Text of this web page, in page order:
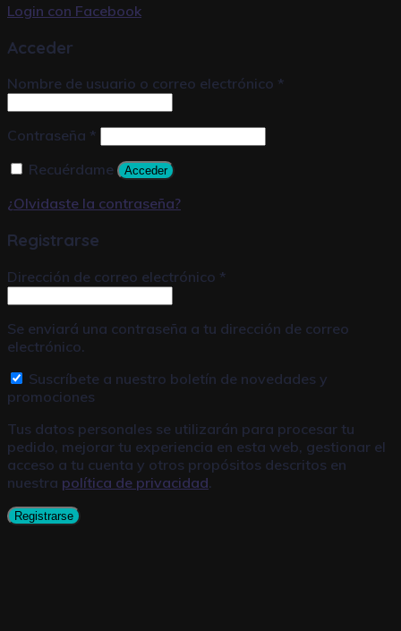
Login con Facebook
Acceder
Nombre de usuario o correo electrónico *
Contraseña *
Recuérdame
Acceder
¿Olvidaste la contraseña?
Registrarse
Dirección de correo electrónico *
Se enviará una contraseña a tu dirección de correo
electrónico.
Suscríbete a nuestro boletín de novedades y
promociones
Tus datos personales se utilizarán para procesar tu
pedido, mejorar tu experiencia en esta web, gestionar el
acceso a tu cuenta y otros propósitos descritos en
nuestra política de privacidad.
Registrarse